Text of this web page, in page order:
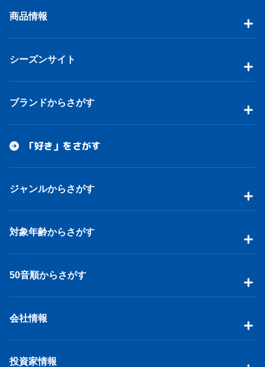
商品情報
シーズンサイト
ブランドからさがす
「好き」をさがす
ジャンルからさがす
対象年齢からさがす
50音順からさがす
会社情報
投資家情報